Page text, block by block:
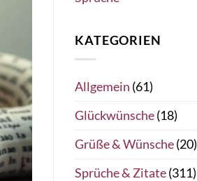
KATEGORIEN
Allgemein (61)
Glückwünsche(18)
Grüße & Wünsche(20)
Sprüche & Zitate(311)